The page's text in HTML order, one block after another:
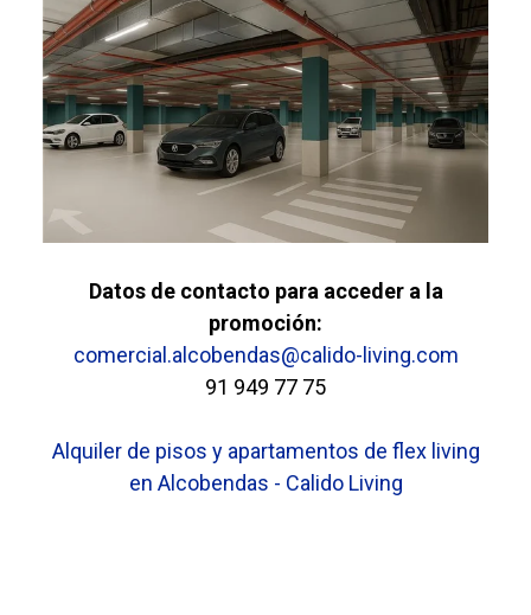
Datos de contacto para acceder a la
promoción:
comercial.alcobendas@calido-living.com
91 949 77 75
Alquiler de pisos y apartamentos de flex living
en Alcobendas - Calido Living